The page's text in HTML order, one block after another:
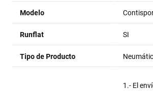
Modelo
Runflat SI
Tipo de Producto
1.- El